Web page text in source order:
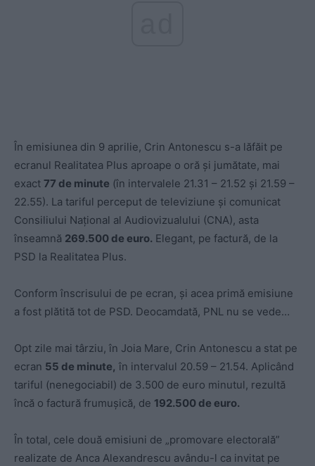
În emisiunea din 9 aprilie, Crin Antonescu s-a lăfăit pe
ecranul Realitatea Plus aproape o oră și jumătate, mai
exact 77 de minute (în intervalele 21.31 – 21.52 și 21.59 –
22.55). La tariful perceput de televiziune și comunicat
Consiliului Național al Audiovizualului (CNA), asta
înseamnă 269.500 de euro. Elegant, pe factură, de la
PSD la Realitatea Plus.
Conform înscrisului de pe ecran, și acea primă emisiune
a fost plătită tot de PSD. Deocamdată, PNL nu se vede…
Opt zile mai târziu, în Joia Mare, Crin Antonescu a stat pe
ecran 55 de minute, în intervalul 20.59 – 21.54. Aplicând
tariful (nenegociabil) de 3.500 de euro minutul, rezultă
încă o factură frumușică, de 192.500 de euro.
În total, cele două emisiuni de „promovare electorală”
realizate de Anca Alexandrescu avându-l ca invitat pe